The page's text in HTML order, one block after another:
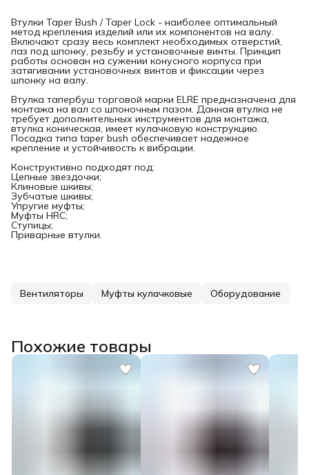
Втулки Taper Bush / Taper Lock - наиболее оптимальный
метод крепления изделий или их компонентов на валу.
Включают сразу весь комплект необходимых отверстий,
паз под шпонку, резьбу и установочные винты. Принцип
работы основан на сужении конусного корпуса при
затягивании установочных винтов и фиксации через
шпонку на валу.
Втулка тапербуш торговой марки ELRE предназначена для
монтажа на вал со шпоночным пазом. Данная втулка не
требует дополнительных инструментов для монтажа,
втулка коническая, имеет кулачковую конструкцию.
Посадка типа taper bush обеспечивает надежное
крепление и устойчивость к вибрации.
Конструктивно подходят под:
Цепные звездочки;
Клиновые шкивы;
Зубчатые шкивы;
Упругие муфты;
Муфты HRC;
Ступицы;
Приварные втулки.
Вентиляторы Муфты кулачковые Оборудование
Похожие товары